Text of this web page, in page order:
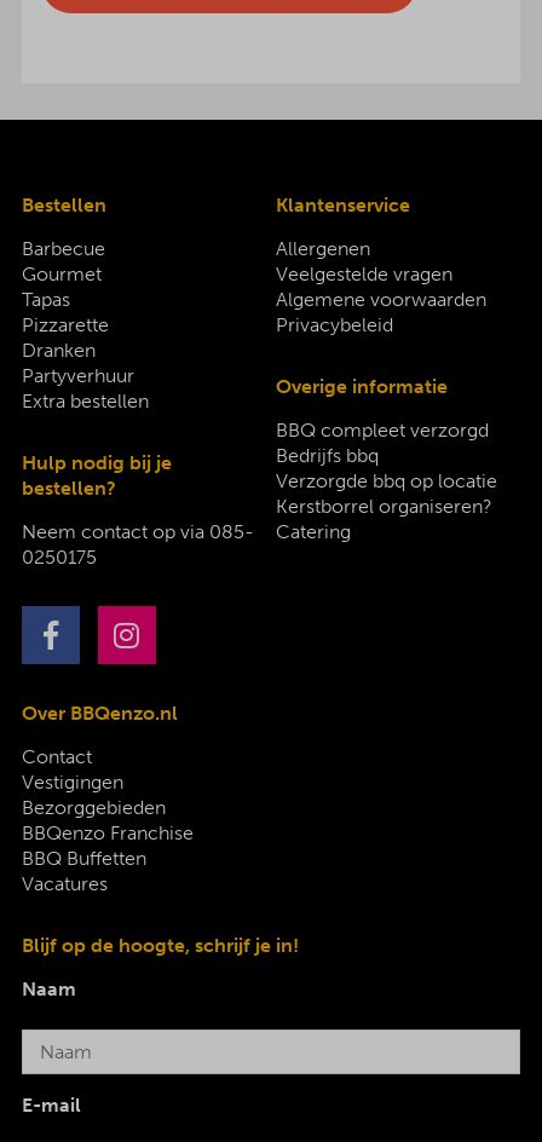
Bestellen
Barbecue
Gourmet
Tapas
Pizzarette
Dranken
Partyverhuur
Extra bestellen
Hulp nodig bij je
bestellen?
Neem contact op via 085-
0250175
Klantenservice
Allergenen
Veelgestelde vragen
Algemene voorwaarden
Privacybeleid
Overige informatie
BBQ compleet verzorgd
Bedrijfs bbq
Verzorgde bbq op locatie
Kerstborrel organiseren?
Catering
Over BBQenzo.nl
Contact
Vestigingen
Bezorggebieden
BBQenzo Franchise
BBQ Buffetten
Vacatures
Blijf op de hoogte, schrijf je in!
Naam
E-mail